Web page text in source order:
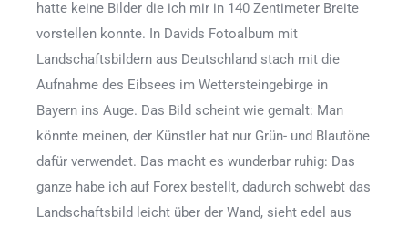
hatte keine Bilder die ich mir in 140 Zentimeter Breite
vorstellen konnte. In Davids Fotoalbum mit
Landschaftsbildern aus Deutschland stach mit die
Aufnahme des Eibsees im Wettersteingebirge in
Bayern ins Auge. Das Bild scheint wie gemalt: Man
könnte meinen, der Künstler hat nur Grün- und Blautöne
dafür verwendet. Das macht es wunderbar ruhig: Das
ganze habe ich auf Forex bestellt, dadurch schwebt das
Landschaftsbild leicht über der Wand, sieht edel aus